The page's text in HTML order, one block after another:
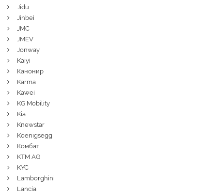
Jidu
Jinbei
JMC
JMEV
Jonway
Kaiyi
Канонир
Karma
Kawei
KG Mobility
Kia
Knewstar
Koenigsegg
Комбат
KTM AG
KYC
Lamborghini
Lancia